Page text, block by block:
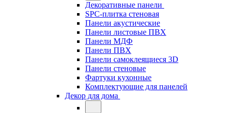
Декоративные панели
SPC-плитка стеновая
Панели акустические
Панели листовые ПВХ
Панели МДФ
Панели ПВХ
Панели самоклеящиеся 3D
Панели стеновые
Фартуки кухонные
Комплектующие для панелей
Декор для дома